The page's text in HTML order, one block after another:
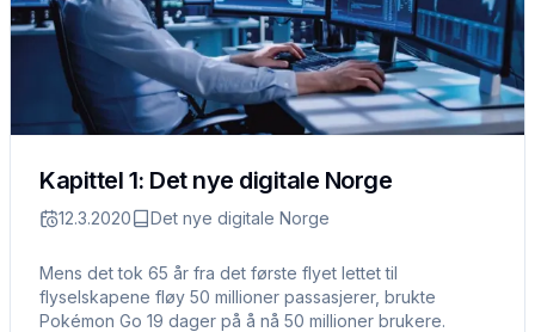
Kapittel 1: Det nye digitale Norge
12.3.2020 Det nye digitale Norge
Mens det tok 65 år fra det første flyet lettet til
flyselskapene fløy 50 millioner passasjerer, brukte
Pokémon Go 19 dager på å nå 50 millioner brukere.